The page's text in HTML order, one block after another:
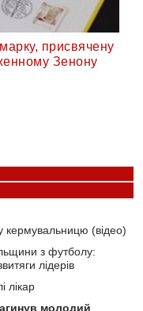
присвячену
Зенону
кермувальницю (відео)
з футболу:
лідерів
лікар
молодий